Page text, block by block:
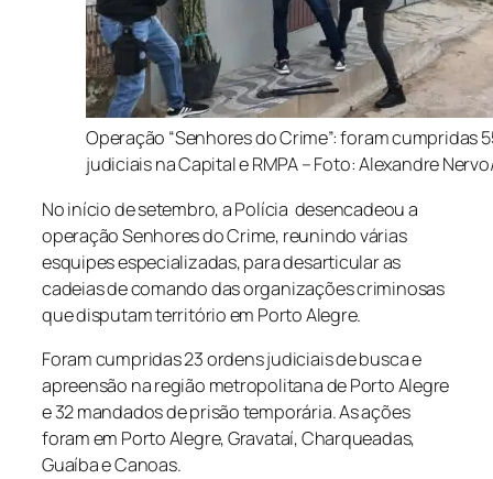
Operação “Senhores do Crime”: foram cumpridas
judiciais na Capital e RMPA – Foto: Alexandre
No início de setembro, a Polícia desencadeou a
operação Senhores do Crime, reunindo várias
esquipes especializadas, para desarticular as
cadeias de comando das organizações criminosas
que disputam território em Porto Alegre.
Foram cumpridas 23 ordens judiciais de busca e
apreensão na região metropolitana de Porto Alegre
e 32 mandados de prisão temporária. As ações
foram em Porto Alegre, Gravataí, Charqueadas,
Guaíba e Canoas.